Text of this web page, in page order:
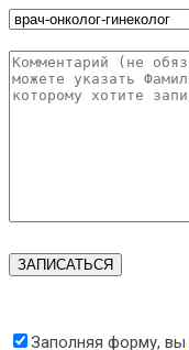
Заполняя форму, вы